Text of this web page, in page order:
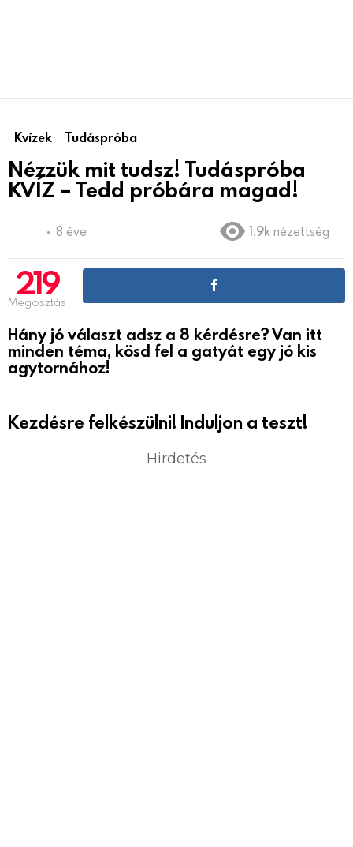
Kvízek Tudáspróba
Nézzük mit tudsz! Tudáspróba
KVÍZ – Tedd próbára magad!
8 éve 1.9k nézettség
219
Megosztás
Hány jó választ adsz a 8 kérdésre? Van itt
minden téma, kösd fel a gatyát egy jó kis
agytornához!
Kezdésre felkészülni! Induljon a teszt!
Hirdetés